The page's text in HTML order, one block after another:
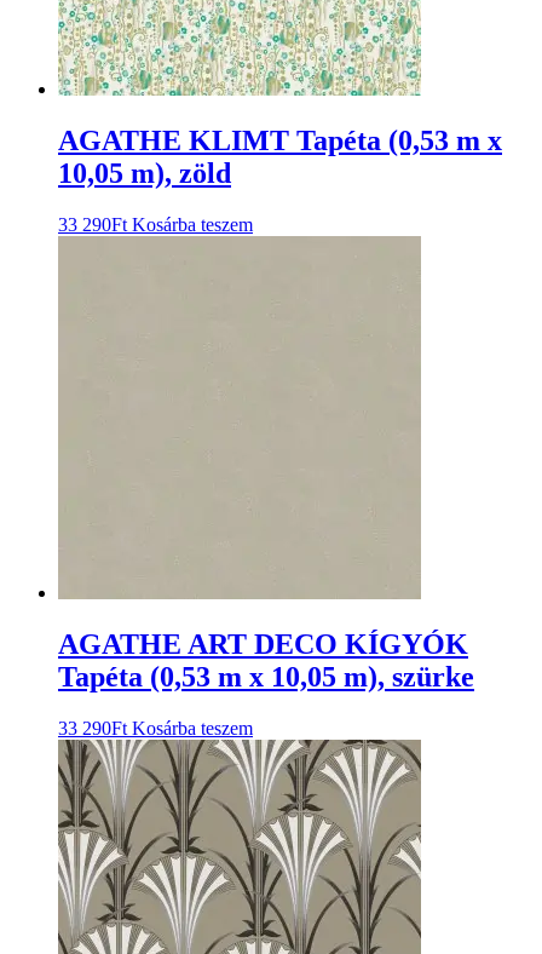
AGATHE KLIMT Tapéta (0,53 m x
10,05 m), zöld
33 290Ft Kosárba teszem
AGATHE ART DECO KÍGYÓK
Tapéta (0,53 m x 10,05 m), szürke
33 290Ft Kosárba teszem